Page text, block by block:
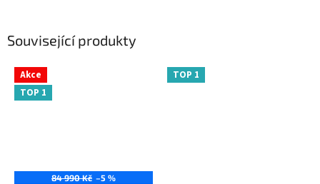
Související produkty
Akce
TOP 1
84 990 Kč –5 %
TOP 1